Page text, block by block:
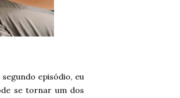
segundo episódio, eu
se tornar um dos